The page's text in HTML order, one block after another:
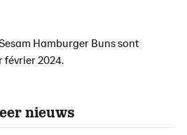
Hamburger Buns sont
février 2024.
nieuws